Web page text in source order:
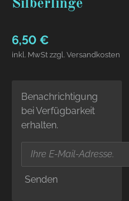
Silberlinge
6,50 €
inkl. MwSt zzgl. Versandkosten
Benachrichtigung
bei Verfügbarkeit
erhalten.
Senden